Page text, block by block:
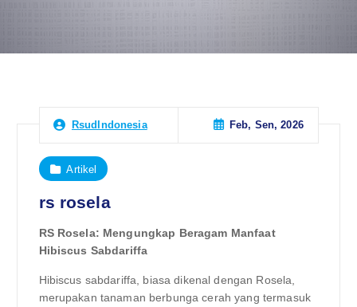
RsudIndonesia Feb, Sen, 2026
Artikel
rs rosela
RS Rosela: Mengungkap Beragam Manfaat
Hibiscus Sabdariffa
Hibiscus sabdariffa, biasa dikenal dengan Rosela,
merupakan tanaman berbunga cerah yang termasuk